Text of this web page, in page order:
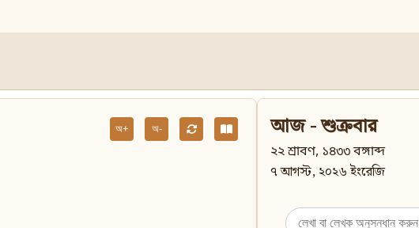
অ+ অ- আজ - শুক্রবার
২২ শ্রাবণ, ১৪৩৩ বঙ্গাব্দ
৭ আগস্ট, ২০২৬ ইংরেজি
Search